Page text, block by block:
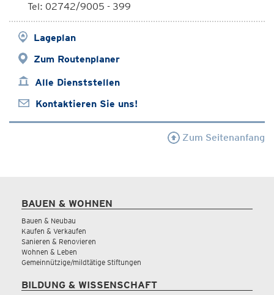
Tel: 02742/9005 - 399
Lageplan
Zum Routenplaner
Alle Dienststellen
Kontaktieren Sie uns!
Zum Seitenanfang
BAUEN & WOHNEN
Bauen & Neubau
Kaufen & Verkaufen
Sanieren & Renovieren
Wohnen & Leben
Gemeinnützige/mildtätige Stiftungen
BILDUNG & WISSENSCHAFT